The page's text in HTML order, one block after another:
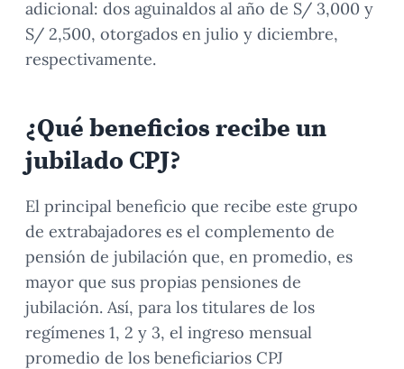
adicional: dos aguinaldos al año de S/ 3,000 y
S/ 2,500, otorgados en julio y diciembre,
respectivamente.
¿Qué beneficios recibe un
jubilado CPJ?
El principal beneficio que recibe este grupo
de extrabajadores es el complemento de
pensión de jubilación que, en promedio, es
mayor que sus propias pensiones de
jubilación. Así, para los titulares de los
regímenes 1, 2 y 3, el ingreso mensual
promedio de los beneficiarios CPJ